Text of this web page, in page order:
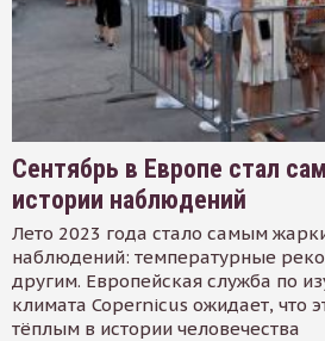
Сентябрь в Европе стал
истории наблюдений
Лето 2023 года стало самым
наблюдений: температурные
другим. Европейская служба по
климата Copernicus ожидает, что
тёплым в истории человечества